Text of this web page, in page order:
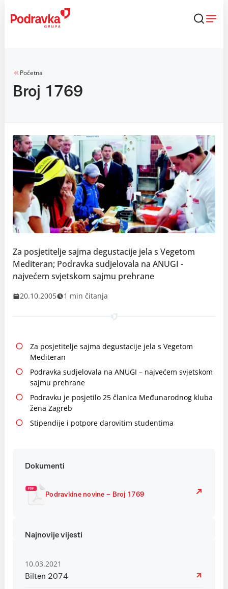
content
Početna
Broj 1769
Za posjetitelje sajma degustacije jela s Vegetom
Mediteran; Podravka sudjelovala na ANUGI -
najvećem svjetskom sajmu prehrane
20.10.2005 1 min čitanja
Za posjetitelje sajma degustacije jela s Vegetom
Mediteran
Podravka sudjelovala na ANUGI – najvećem svjetskom
sajmu prehrane
Podravku je posjetilo 25 članica Međunarodnog kluba
žena Zagreb
Stipendije i potpore darovitim studentima
Dokumenti
Podravkine novine – Broj 1769
Najnovije vijesti
10.03.2021
Bilten 2074